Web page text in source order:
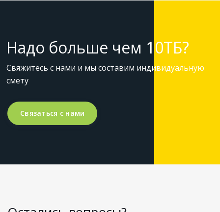
Надо больше чем 10ТБ?
Свяжитесь с нами и мы составим индивидуальную
смету
Связаться с нами